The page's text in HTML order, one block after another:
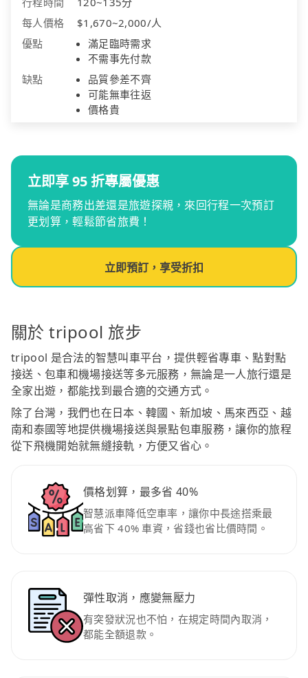
每人價格
$1,670~2,000/人
優點
滿足臨時需求
不需事先付款
缺點
品質參差不齊
可能無車往返
價格貴
立即享 95 折專屬優惠
無論是商務出差還是旅遊探親，來回行程一次預訂
更划算，輕鬆節省旅費！
立即預訂，享受折扣
關於 tripool 旅步
tripool 是合法的智慧叫車平台，提供輕省專車、點對點
接送、包車和機場接送等多元服務，無論是一人旅行還是
全家出遊，都能找到最合適的交通方式。
除了台灣，我們也在日本、韓國、新加坡、馬來西亞、越
南和泰國等地提供機場接送與景點包車服務，讓你的旅程
從下飛機開始就無縫接軌，方便又省心。
價格划算，最多省 40%
智慧派車降低空車率，讓你中長途搭乘最
高省下 40% 車資，省錢也省比價時間。
彈性取消，應變無壓力
有突發狀況也不怕，在規定時間內取消，
都能全額退款。